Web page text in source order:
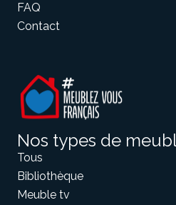
FAQ
Contact
Nos types de
Tous
Bibliothèque
Meuble tv